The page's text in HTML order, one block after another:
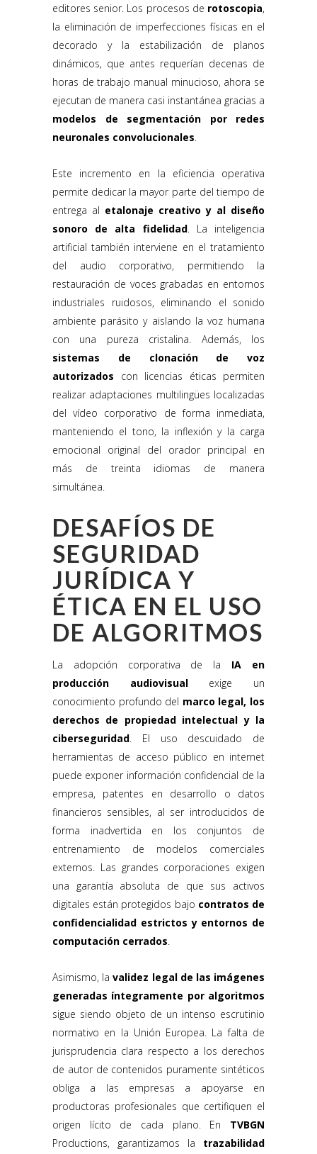
editores senior. Los procesos de rotoscopia,
la eliminación de imperfecciones físicas en el
decorado y la estabilización de planos
dinámicos, que antes requerían decenas de
horas de trabajo manual minucioso, ahora se
ejecutan de manera casi instantánea gracias a
modelos de segmentación por redes
neuronales convolucionales.
Este incremento en la eficiencia operativa
permite dedicar la mayor parte del tiempo de
entrega al etalonaje creativo y al diseño
sonoro de alta fidelidad. La inteligencia
artificial también interviene en el tratamiento
del audio corporativo, permitiendo la
restauración de voces grabadas en entornos
industriales ruidosos, eliminando el sonido
ambiente parásito y aislando la voz humana
con una pureza cristalina. Además, los
sistemas de clonación de voz
autorizados con licencias éticas permiten
realizar adaptaciones multilingües localizadas
del vídeo corporativo de forma inmediata,
manteniendo el tono, la inflexión y la carga
emocional original del orador principal en
más de treinta idiomas de manera
simultánea.
DESAFÍOS DE
SEGURIDAD
JURÍDICA Y
ÉTICA EN EL USO
DE ALGORITMOS
La adopción corporativa de la IA en
producción audiovisualexige un
conocimiento profundo del marco legal, los
derechos de propiedad intelectual y la
ciberseguridad. El uso descuidado de
herramientas de acceso público en internet
puede exponer información confidencial de la
empresa, patentes en desarrollo o datos
financieros sensibles, al ser introducidos de
forma inadvertida en los conjuntos de
entrenamiento de modelos comerciales
externos. Las grandes corporaciones exigen
una garantía absoluta de que sus activos
digitales están protegidos bajo contratos de
confidencialidad estrictos y entornos de
computación cerrados.
Asimismo, lavalidez legal de las imágenes
generadas íntegramente por algoritmos
sigue siendo objeto de un intenso escrutinio
normativo en la Unión Europea. La falta de
jurisprudencia clara respecto a los derechos
de autor de contenidos puramente sintéticos
obliga a las empresas a apoyarse en
productoras profesionales que certifiquen el
origen lícito de cada plano. En TVBGN
Productions, garantizamos la trazabilidad